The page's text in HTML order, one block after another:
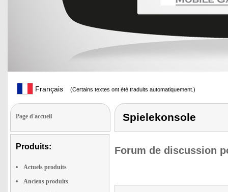
Français (Certains textes ont été traduits automatiquement.)
Page d'accueil
Produits:
Actuels produits
Anciens produits
Spielekonsole
Forum de discussion